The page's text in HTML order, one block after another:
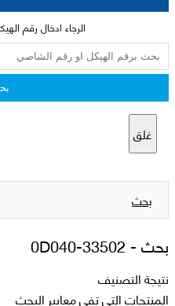
الرجاء ادخال رقم
غلق
بحث
بحث - 33502-0D040
نتيجة التصنيف
المنتجات التي تفي معايير البحث